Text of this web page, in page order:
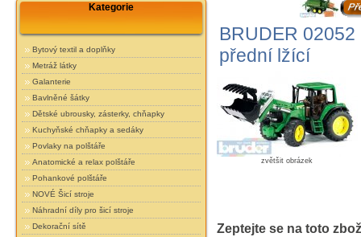
Kategorie
Bytový textil a doplňky
Metráž látky
Galanterie
Bavlněné šátky
Dětské ubrousky, zásterky, chňapky
Kuchyňské chňapky a sedáky
Povlaky na polštáře
Anatomické a relax polštáře
Pohankové polštáře
NOVÉ Šicí stroje
Náhradní díly pro šicí stroje
Dekorační sítě
BRUDER
přední lžící
zvětšit obrázek
Zeptejte se na toto